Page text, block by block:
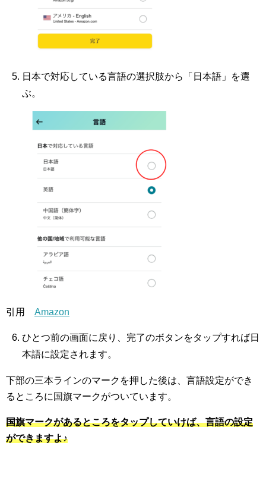
日本で対応している言語の選択肢から「日本語」を選
ぶ。
引用 Amazon
ひとつ前の画面に戻り、完了のボタンをタップすれば日
本語に設定されます。
下部の三本ラインのマークを押した後は、言語設定ができ
るところに国旗マークがついています。
国旗マークがあるところをタップしていけば、言語の設定
ができますよ♪